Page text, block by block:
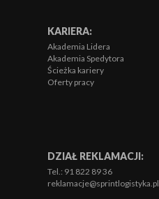
KARIERA:
Akademia Lidera
Akademia Spedytora
Ścieżka kariery
Oferty pracy
DZIAŁ REKLAMACJI:
Tel.: 91 822 89 36
reklamacje@sprintlogistyka.pl